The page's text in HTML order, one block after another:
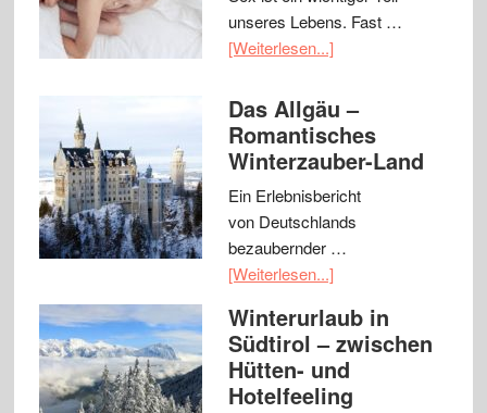
unseres Lebens. Fast …
[Weiterlesen...]
Das Allgäu –
Romantisches
Winterzauber-Land
Ein Erlebnisbericht
von Deutschlands
bezaubernder …
[Weiterlesen...]
Winterurlaub in
Südtirol – zwischen
Hütten- und
Hotelfeeling